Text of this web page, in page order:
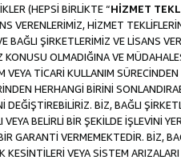
(HEPSİ BİRLİKTE “HİZMET
VERENLERİMİZ, HİZMET
BAĞLI ŞİRKETLERİMİZ VE LİSANS
KONUSU OLMADIĞINA VE
VEYA TİCARİ KULLANIM
HERHANGİ BİRİNİ
DEĞİŞTİREBİLİRİZ. BİZ, BAĞLI
BELİRLİ BİR ŞEKİLDE İŞLEVİNİ
GARANTİ VERMEMEKTEDİR. BİZ,
KESİNTİLERİ VEYA SİSTEM